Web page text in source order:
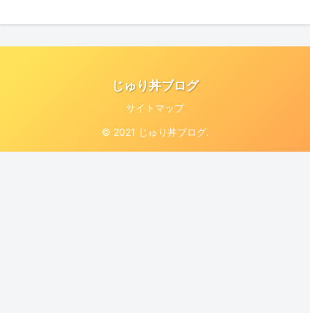
じゅり丼ブログ
サイトマップ
© 2021 じゅり丼ブログ.